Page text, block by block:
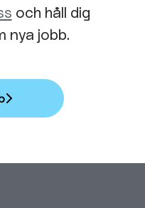
och håll dig
nya jobb.